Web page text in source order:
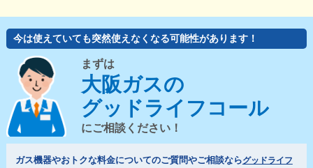
今は使えていても突然使えなくなる可能性があります！
まずは
大阪ガスの
グッドライフコール
にご相談ください！
ガス機器やおトクな料金についてのご質問やご相談ならグッドライフ